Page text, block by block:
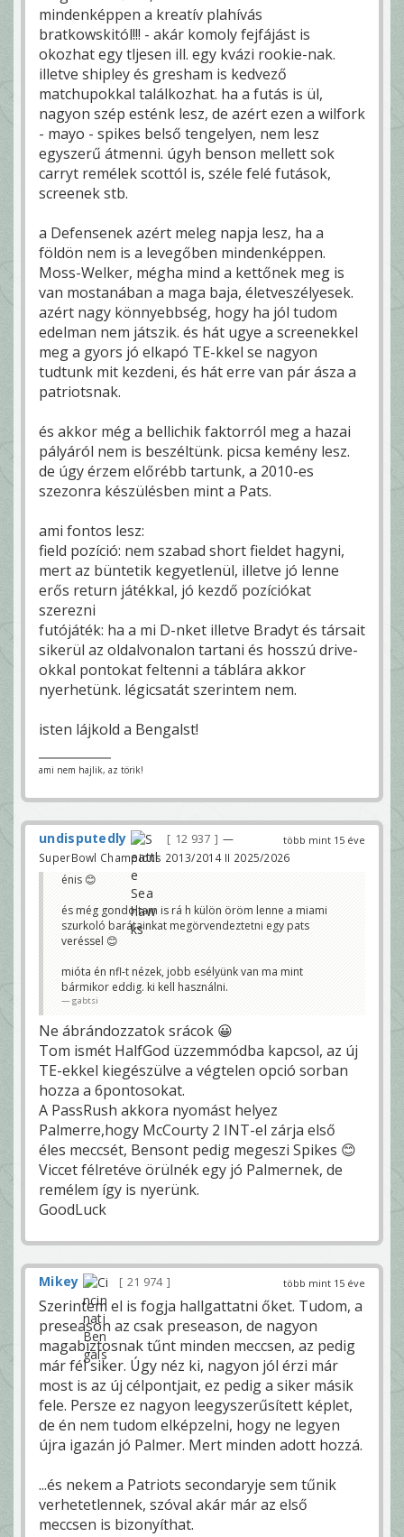
mindenképpen a kreatív plahívás
bratkowskitól!!! - akár komoly fejfájást is
okozhat egy tljesen ill. egy kvázi rookie-nak.
illetve shipley és gresham is kedvező
matchupokkal találkozhat. ha a futás is ül,
nagyon szép esténk lesz, de azért ezen a wilfork
- mayo - spikes belső tengelyen, nem lesz
egyszerű átmenni. úgyh benson mellett sok
carryt remélek scottól is, széle felé futások,
screenek stb.
a Defensenek azért meleg napja lesz, ha a
földön nem is a levegőben mindenképpen.
Moss-Welker, mégha mind a kettőnek meg is
van mostanában a maga baja, életveszélyesek.
azért nagy könnyebbség, hogy ha jól tudom
edelman nem játszik. és hát ugye a screenekkel
meg a gyors jó elkapó TE-kkel se nagyon
tudtunk mit kezdeni, és hát erre van pár ásza a
patriotsnak.
és akkor még a bellichik faktorról meg a hazai
pályáról nem is beszéltünk. picsa kemény lesz.
de úgy érzem előrébb tartunk, a 2010-es
szezonra készülésben mint a Pats.
ami fontos lesz:
field pozíció: nem szabad short fieldet hagyni,
mert az büntetik kegyetlenül, illetve jó lenne
erős return játékkal, jó kezdő pozíciókat
szerezni
futójáték: ha a mi D-nket illetve Bradyt és társait
sikerül az oldalvonalon tartani és hosszú drive-
okkal pontokat feltenni a táblára akkor
nyerhetünk. légicsatát szerintem nem.
isten lájkold a Bengalst!
ami nem hajlik, az törik!
több mint 15 éve
undisputedly 12 937
—
SuperBowl Champions 2013/2014 II 2025/2026
énis 😊
és még gondoltam is rá h külön öröm lenne a miami
szurkoló barátainkat megörvendeztetni egy pats
veréssel 😊
mióta én nfl-t nézek, jobb esélyünk van ma mint
bármikor eddig. ki kell használni.
gabtsi
Ne ábrándozzatok srácok 😀
Tom ismét HalfGod üzzemmódba kapcsol, az új
TE-ekkel kiegészülve a végtelen opció sorban
hozza a 6pontosokat.
A PassRush akkora nyomást helyez
Palmerre,hogy McCourty 2 INT-el zárja első
éles meccsét, Bensont pedig megeszi Spikes 😊
Viccet félretéve örülnék egy jó Palmernek, de
remélem így is nyerünk.
GoodLuck
több mint 15 éve
Mikey 21 974
Szerintem el is fogja hallgattatni őket. Tudom, a
preseason az csak preseason, de nagyon
magabiztosnak tűnt minden meccsen, az pedig
már fél siker. Úgy néz ki, nagyon jól érzi már
most is az új célpontjait, ez pedig a siker másik
fele. Persze ez nagyon leegyszerűsített képlet,
de én nem tudom elképzelni, hogy ne legyen
újra igazán jó Palmer. Mert minden adott hozzá.
...és nekem a Patriots secondaryje sem tűnik
verhetetlennek, szóval akár már az első
meccsen is bizonyíthat.